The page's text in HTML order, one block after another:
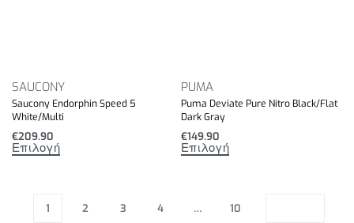
SAUCONY
Saucony Endorphin Speed 5
White/Multi
€209.90
Επιλογή
PUMA
Puma Deviate Pure Nitro Black/Flat
Dark Gray
€149.90
Επιλογή
1 2 3 4 … 10